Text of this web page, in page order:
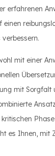
erfahrenen
mit einer
mit Sorgfalt
es Ihnen, mit